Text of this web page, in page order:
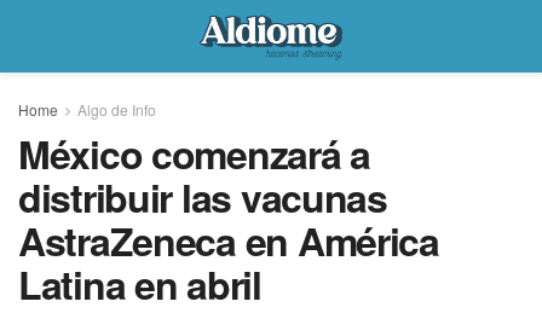
Home Algo de Info
México comenzará a
distribuir las vacunas
AstraZeneca en América
Latina en abril